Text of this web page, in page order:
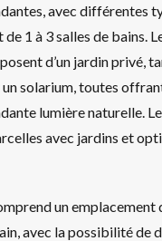
avec différentes
1 à 3 salles de bains.
d’un jardin privé,
solarium, toutes
lumière naturelle.
avec jardins et
un emplacement
avec la possibilité de